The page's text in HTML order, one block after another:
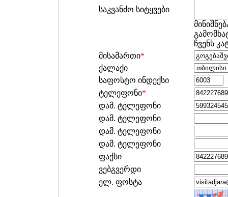
საკვანძო სიტყვები
ჩვენს
მისამართი*
ქალაქი
საფოსტო ინდექსი
ტელეფონი*
დამ. ტელეფონი
დამ. ტელეფონი
დამ. ტელეფონი
დამ. ტელეფონი
ფაქსი
ვებგვერდი
ელ. ფოსტა